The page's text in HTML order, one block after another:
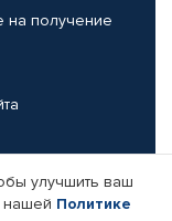
на получение
улучшить ваш
нашей Политике